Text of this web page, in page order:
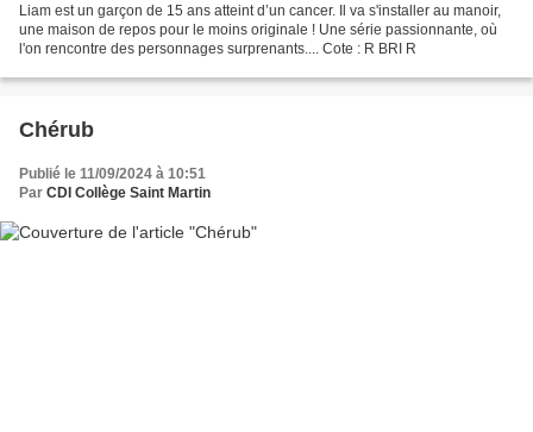
Liam est un garçon de 15 ans atteint d’un cancer. Il va s'installer au manoir,
une maison de repos pour le moins originale ! Une série passionnante, où
l'on rencontre des personnages surprenants.... Cote : R BRI R
Chérub
Publié le 11/09/2024 à 10:51
Par CDI Collège Saint Martin